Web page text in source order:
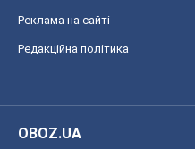
Реклама на сайті
Редакційна політика
OBOZ.UA